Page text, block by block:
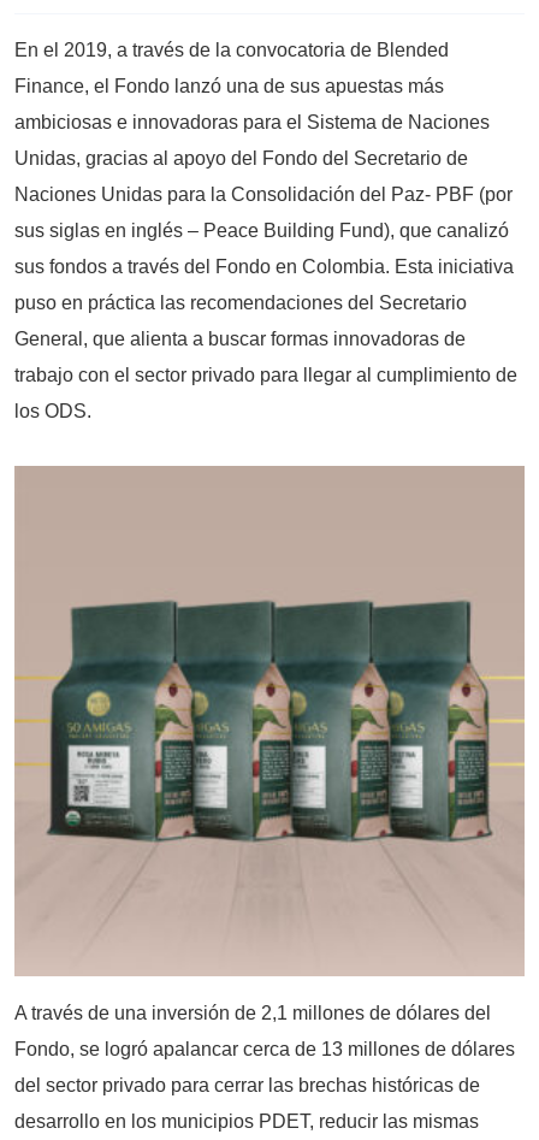
En el 2019, a través de la convocatoria de Blended
Finance, el Fondo lanzó una de sus apuestas más
ambiciosas e innovadoras para el Sistema de Naciones
Unidas, gracias al apoyo del Fondo del Secretario de
Naciones Unidas para la Consolidación del Paz- PBF (por
sus siglas en inglés – Peace Building Fund), que canalizó
sus fondos a través del Fondo en Colombia. Esta iniciativa
puso en práctica las recomendaciones del Secretario
General, que alienta a buscar formas innovadoras de
trabajo con el sector privado para llegar al cumplimiento de
los ODS.
A través de una inversión de 2,1 millones de dólares del
Fondo, se logró apalancar cerca de 13 millones de dólares
del sector privado para cerrar las brechas históricas de
desarrollo en los municipios PDET, reducir las mismas